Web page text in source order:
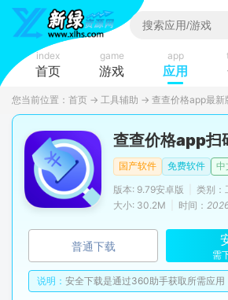
index
首页
game
游戏
app
应用
您当前位置： 首页 → 工具辅助 → 查查价格app最新
查查价格app扫
国产软件 免费软件
中
版本: 9.79安卓版
类别：
大小: 30.2M
时间：
普通下载
需
说明： 安全下载是通过360助手获取所需应用